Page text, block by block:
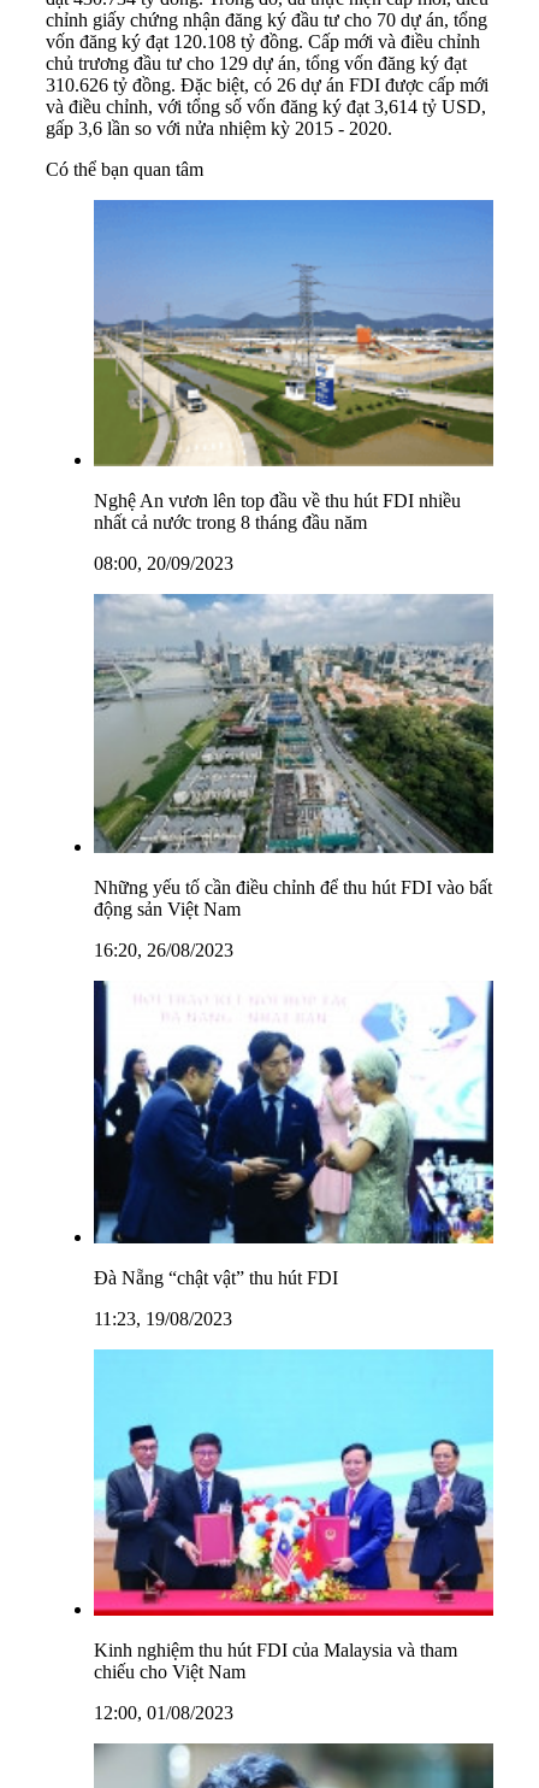
chỉnh giấy chứng nhận đăng ký đầu tư cho 70 dự án, tổng
vốn đăng ký đạt 120.108 tỷ đồng. Cấp mới và điều chỉnh
chủ trương đầu tư cho 129 dự án, tổng vốn đăng ký đạt
310.626 tỷ đồng. Đặc biệt, có 26 dự án FDI được cấp mới
và điều chỉnh, với tổng số vốn đăng ký đạt 3,614 tỷ USD,
gấp 3,6 lần so với nửa nhiệm kỳ 2015 - 2020.
Có thể bạn quan tâm
Nghệ An vươn lên top đầu về thu hút FDI nhiều
nhất cả nước trong 8 tháng đầu năm
08:00, 20/09/2023
Những yếu tố cần điều chỉnh để thu hút FDI vào bất
động sản Việt Nam
16:20, 26/08/2023
Đà Nẵng “chật vật” thu hút FDI
11:23, 19/08/2023
Kinh nghiệm thu hút FDI của Malaysia và tham
chiếu cho Việt Nam
12:00, 01/08/2023